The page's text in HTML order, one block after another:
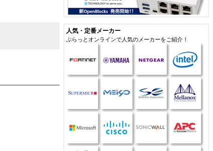
人気・定番メーカー
ぷらっとオンラインで人気のメーカーをご紹介！